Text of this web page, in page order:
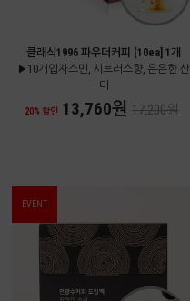
클래식1996 파우더커피 [10ea] 1개
▶10개입자스민, 시트러스향, 은은한 산
미
20% 할인 13,760원 17,200원
EVENT